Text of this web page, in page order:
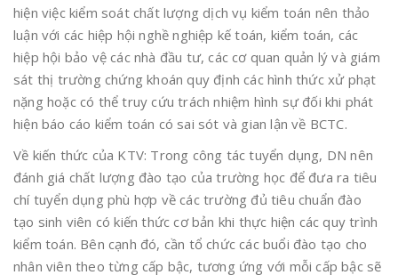
hiện việc kiểm soát chất lượng dịch vụ kiểm toán nên thảo
luận với các hiệp hội nghề nghiệp kế toán, kiểm toán, các
hiệp hội bảo vệ các nhà đầu tư, các cơ quan quản lý và giám
sát thị trường chứng khoán quy định các hình thức xử phạt
nặng hoặc có thể truy cứu trách nhiệm hình sự đối khi phát
hiện báo cáo kiểm toán có sai sót và gian lận về BCTC.
Về kiến thức của KTV: Trong công tác tuyển dụng, DN nên
đánh giá chất lượng đào tạo của trường học để đưa ra tiêu
chí tuyển dụng phù hợp về các trường đủ tiêu chuẩn đào
tạo sinh viên có kiến thức cơ bản khi thực hiện các quy trình
kiểm toán. Bên cạnh đó, cần tổ chức các buổi đào tạo cho
nhân viên theo từng cấp bậc, tương ứng với mỗi cấp bậc sẽ